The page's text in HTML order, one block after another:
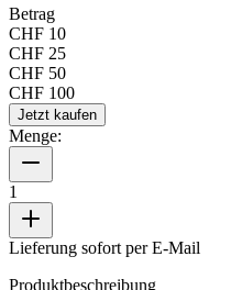
Betrag
CHF 10
CHF 25
CHF 50
CHF 100
Jetzt kaufen
Menge:
1
Lieferung sofort per E-Mail
Produktbeschreibung